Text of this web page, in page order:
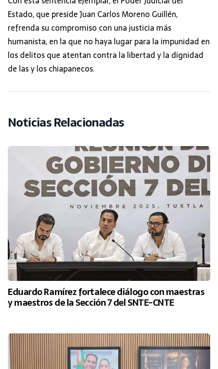
Estado, que preside Juan Carlos Moreno Guillén,
refrenda su compromiso con una justicia más
humanista, en la que no haya lugar para la impunidad en
los delitos que atentan contra la libertad y la dignidad
de las y los chiapanecos.
Noticias Relacionadas
Eduardo Ramírez fortalece diálogo con maestras
y maestros de la Sección 7 del SNTE-CNTE